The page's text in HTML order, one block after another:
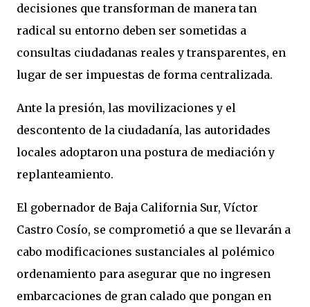
decisiones que transforman de manera tan
radical su entorno deben ser sometidas a
consultas ciudadanas reales y transparentes, en
lugar de ser impuestas de forma centralizada.
Ante la presión, las movilizaciones y el
descontento de la ciudadanía, las autoridades
locales adoptaron una postura de mediación y
replanteamiento.
El gobernador de Baja California Sur, Víctor
Castro Cosío, se comprometió a que se llevarán a
cabo modificaciones sustanciales al polémico
ordenamiento para asegurar que no ingresen
embarcaciones de gran calado que pongan en